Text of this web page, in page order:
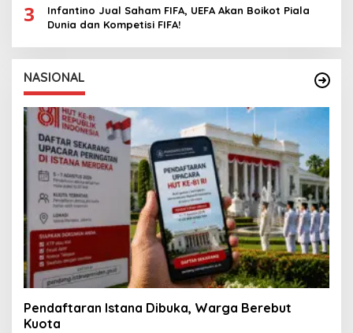
3
Infantino Jual Saham FIFA, UEFA Akan Boikot Piala
Dunia dan Kompetisi FIFA!
NASIONAL
Pendaftaran Istana Dibuka, Warga Berebut
Kuota